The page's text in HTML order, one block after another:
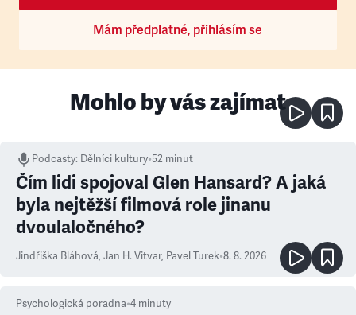
Mám předplatné, přihlásím se
Mohlo by vás zajímat
Podcasty: Dělníci kultury•52 minut
Čím lidi spojoval Glen Hansard? A jaká
byla nejtěžší filmová role jinanu
dvoulaločného?
Jindřiška Bláhová, Jan H. Vitvar, Pavel Turek•8. 8. 2026
Psychologická poradna•4 minuty